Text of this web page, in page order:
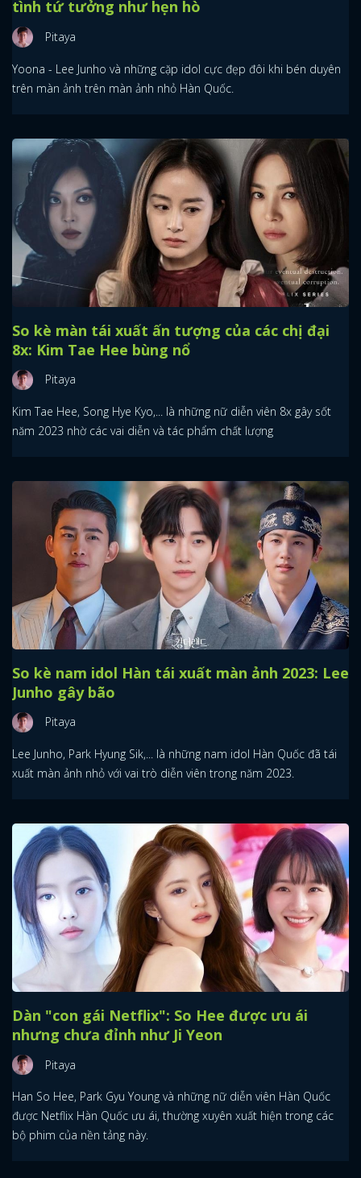
tình tứ tưởng như hẹn hò
Pitaya
Yoona - Lee Junho và những cặp idol cực đẹp đôi khi bén duyên
trên màn ảnh trên màn ảnh nhỏ Hàn Quốc.
So kè màn tái xuất ấn tượng của các chị đại
8x: Kim Tae Hee bùng nổ
Pitaya
Kim Tae Hee, Song Hye Kyo,... là những nữ diễn viên 8x gây sốt
năm 2023 nhờ các vai diễn và tác phẩm chất lượng
So kè nam idol Hàn tái xuất màn ảnh 2023: Lee
Junho gây bão
Pitaya
Lee Junho, Park Hyung Sik,... là những nam idol Hàn Quốc đã tái
xuất màn ảnh nhỏ với vai trò diễn viên trong năm 2023.
Dàn "con gái Netflix": So Hee được ưu ái
nhưng chưa đỉnh như Ji Yeon
Pitaya
Han So Hee, Park Gyu Young và những nữ diễn viên Hàn Quốc
được Netflix Hàn Quốc ưu ái, thường xuyên xuất hiện trong các
bộ phim của nền tảng này.